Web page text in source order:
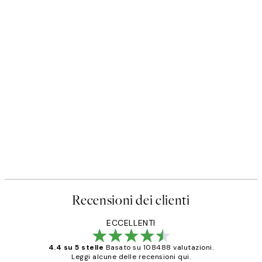
Recensioni dei clienti
ECCELLENTI
4.4 su 5 stelle Basato su 108488 valutazioni.
Leggi alcune delle recensioni qui.